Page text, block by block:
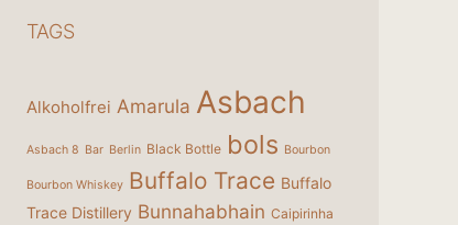
TAGS
Alkoholfrei Amarula Asbach
Asbach 8 Bar Berlin Black Bottle bols Bourbon
Bourbon Whiskey Buffalo Trace Buffalo
Trace Distillery Bunnahabhain Caipirinha